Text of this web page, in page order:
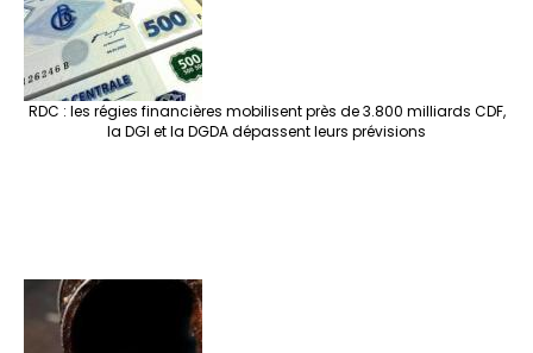
RDC : les régies financières mobilisent près de 3.800 milliards CDF,
la DGI et la DGDA dépassent leurs prévisions